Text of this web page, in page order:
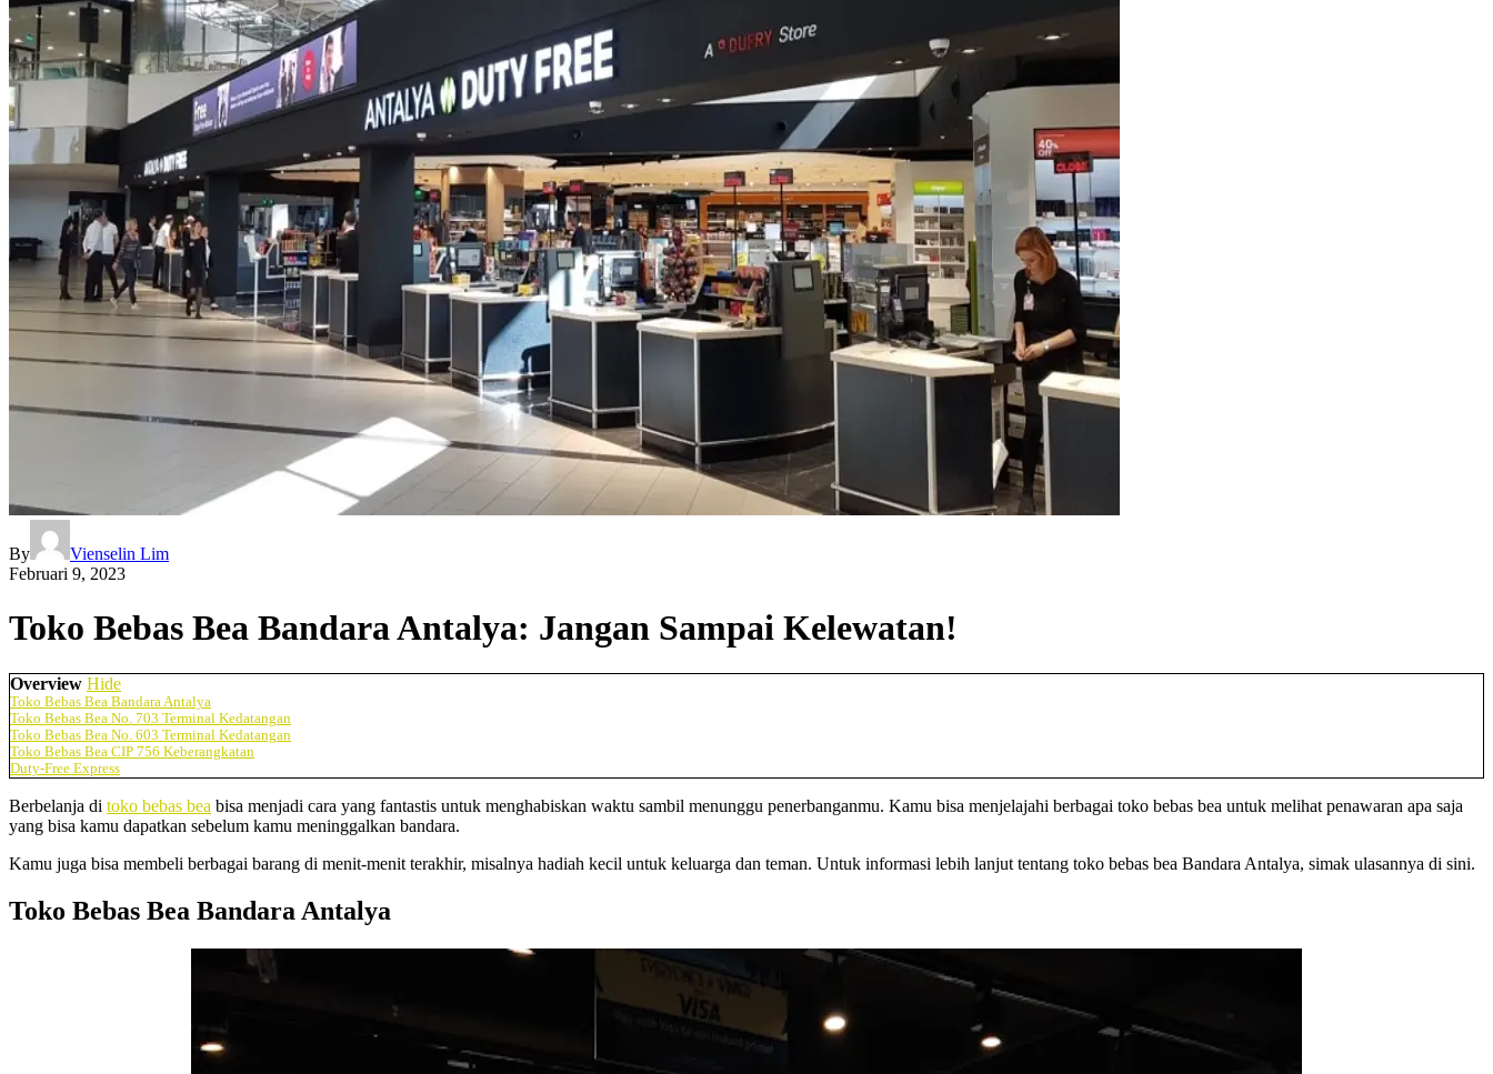
By
Vienselin Lim
Februari 9, 2023
Toko Bebas Bea Bandara Antalya: Jangan Sampai Kelewatan!
Overview Hide
Toko Bebas Bea Bandara Antalya
Toko Bebas Bea No. 703 Terminal Kedatangan
Toko Bebas Bea No. 603 Terminal Kedatangan
Toko Bebas Bea CIP 756 Keberangkatan
Duty-Free Express
Berbelanja di toko bebas bea bisa menjadi cara yang fantastis untuk menghabiskan waktu sambil menunggu penerbanganmu. Kamu bisa menjelajahi berbagai toko bebas bea untuk melihat penawaran apa saja
yang bisa kamu dapatkan sebelum kamu meninggalkan bandara.
Kamu juga bisa membeli berbagai barang di menit-menit terakhir, misalnya hadiah kecil untuk keluarga dan teman. Untuk informasi lebih lanjut tentang toko bebas bea Bandara Antalya, simak ulasannya di sini.
Toko Bebas Bea Bandara Antalya